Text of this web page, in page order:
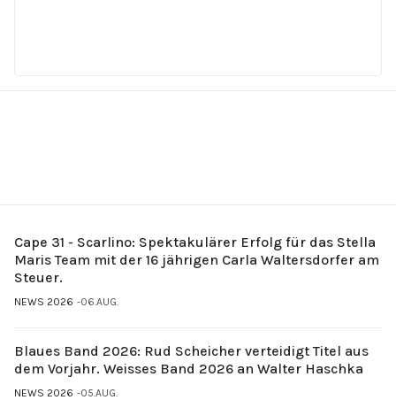
Cape 31 - Scarlino: Spektakulärer Erfolg für das Stella
Maris Team mit der 16 jährigen Carla Waltersdorfer am
Steuer.
NEWS 2026 06.AUG.
Blaues Band 2026: Rud Scheicher verteidigt Titel aus
dem Vorjahr. Weisses Band 2026 an Walter Haschka
NEWS 2026 05.AUG.